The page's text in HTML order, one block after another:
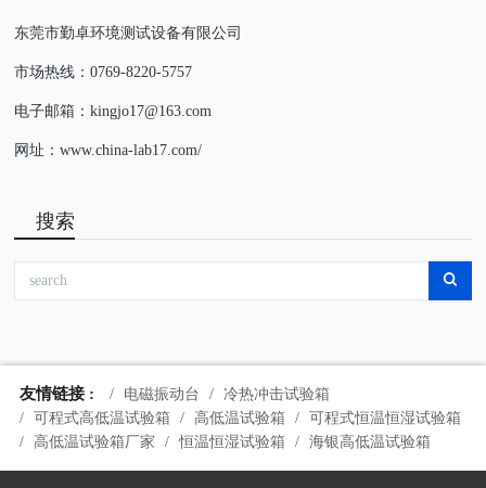
东莞市勤卓环境测试设备有限公司
市场热线：0769-8220-5757
电子邮箱：kingjo17@163.com
网址：www.china-lab17.com/
搜索
友情链接 : 电磁振动台
冷热冲击试验箱
可程式高低温试验箱
高低温试验箱
可程式恒温恒湿试验箱
高低温试验箱厂家
恒温恒湿试验箱 海银高低温试验箱